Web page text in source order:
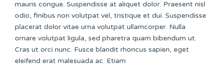
mauris congue. Suspendisse at aliquet dolor. Praesent nisl
odio, finibus non volutpat vel, tristique et dui. Suspendisse
placerat dolor vitae urna volutpat ullamcorper. Nulla
ornare volutpat ligula, sed pharetra quam bibendum ut.
Cras ut orci nunc. Fusce blandit rhoncus sapien, eget
eleifend erat malesuada ac. Etiam